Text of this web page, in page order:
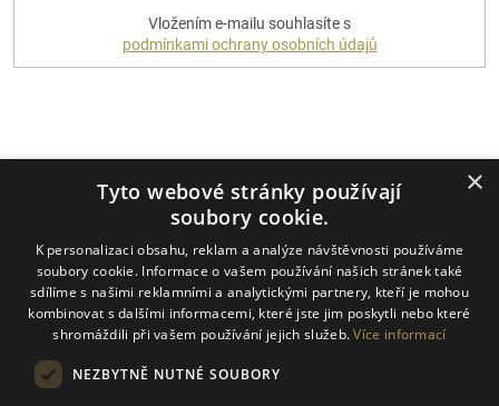
Vložením e-mailu souhlasíte s
podmínkami ochrany osobních údajů
Dopravci
×
Tyto webové stránky používají
soubory cookie.
K personalizaci obsahu, reklam a analýze návštěvnosti používáme
soubory cookie. Informace o vašem používání našich stránek také
sdílíme s našimi reklamními a analytickými partnery, kteří je mohou
kombinovat s dalšími informacemi, které jste jim poskytli nebo které
shromáždili při vašem používání jejich služeb.Více informací
NEZBYTNĚ NUTNÉ SOUBORY